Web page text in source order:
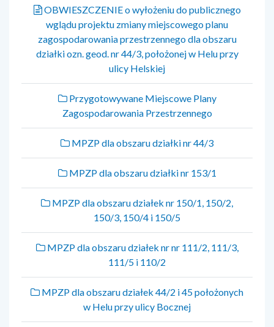
OBWIESZCZENIE o wyłożeniu do publicznego
wglądu projektu zmiany miejscowego planu
zagospodarowania przestrzennego dla obszaru
działki ozn. geod. nr 44/3, położonej w Helu przy
ulicy Helskiej
Przygotowywane Miejscowe Plany
Zagospodarowania Przestrzennego
MPZP dla obszaru działki nr 44/3
MPZP dla obszaru działki nr 153/1
MPZP dla obszaru działek nr 150/1, 150/2,
150/3, 150/4 i 150/5
MPZP dla obszaru działek nr nr 111/2, 111/3,
111/5 i 110/2
MPZP dla obszaru działek 44/2 i 45 położonych
w Helu przy ulicy Bocznej